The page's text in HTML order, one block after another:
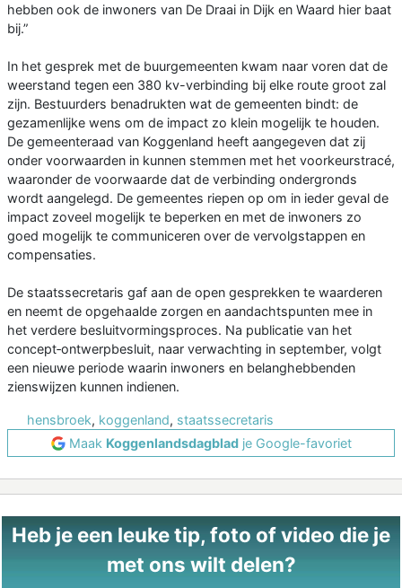
hebben ook de inwoners van De Draai in Dijk en Waard hier baat
bij.”
In het gesprek met de buurgemeenten kwam naar voren dat de
weerstand tegen een 380 kv-verbinding bij elke route groot zal
zijn. Bestuurders benadrukten wat de gemeenten bindt: de
gezamenlijke wens om de impact zo klein mogelijk te houden.
De gemeenteraad van Koggenland heeft aangegeven dat zij
onder voorwaarden in kunnen stemmen met het voorkeurstracé,
waaronder de voorwaarde dat de verbinding ondergronds
wordt aangelegd. De gemeentes riepen op om in ieder geval de
impact zoveel mogelijk te beperken en met de inwoners zo
goed mogelijk te communiceren over de vervolgstappen en
compensaties.
De staatssecretaris gaf aan de open gesprekken te waarderen
en neemt de opgehaalde zorgen en aandachtspunten mee in
het verdere besluitvormingsproces. Na publicatie van het
concept‑ontwerpbesluit, naar verwachting in september, volgt
een nieuwe periode waarin inwoners en belanghebbenden
zienswijzen kunnen indienen.
hensbroek, koggenland, staatssecretaris
Maak Koggenlandsdagbladje Google-favoriet
Heb je een leuke tip, foto of video die je
met ons wilt delen?